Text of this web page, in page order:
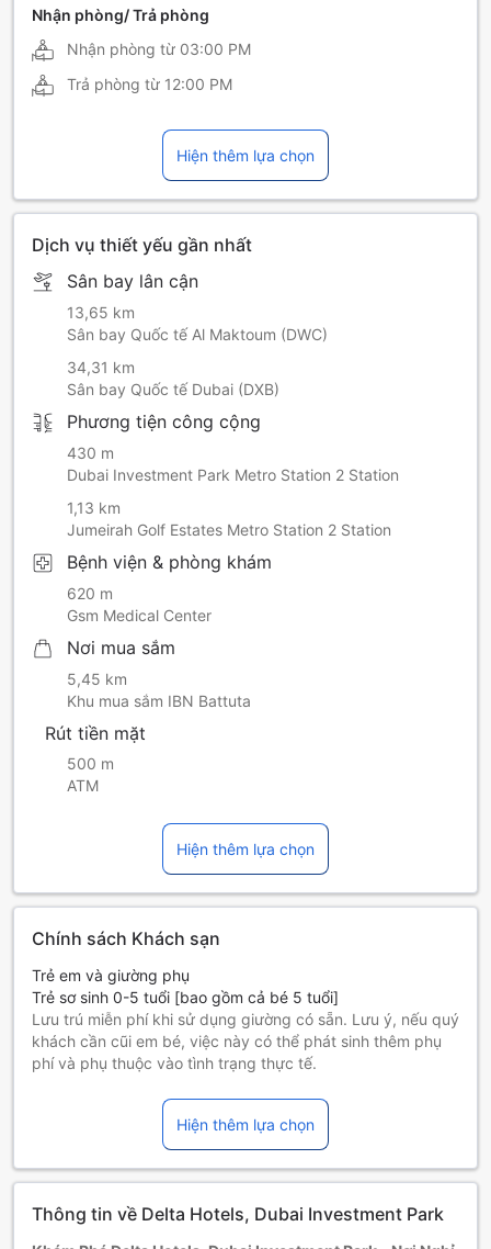
Nhận phòng/ Trả phòng
Nhận phòng từ 03:00 PM
Trả phòng từ 12:00 PM
Hiện thêm lựa chọn
Dịch vụ thiết yếu gần nhất
Sân bay lân cận
13,65 km
Sân bay Quốc tế Al Maktoum (DWC)
34,31 km
Sân bay Quốc tế Dubai (DXB)
Phương tiện công cộng
430 m
Dubai Investment Park Metro Station 2 Station
1,13 km
Jumeirah Golf Estates Metro Station 2 Station
Bệnh viện & phòng khám
620 m
Gsm Medical Center
Nơi mua sắm
5,45 km
Khu mua sắm IBN Battuta
Rút tiền mặt
500 m
ATM
Hiện thêm lựa chọn
Chính sách Khách sạn
Trẻ em và giường phụ
Trẻ sơ sinh 0-5 tuổi [bao gồm cả bé 5 tuổi]
Lưu trú miễn phí khi sử dụng giường có sẵn. Lưu ý, nếu quý
khách cần cũi em bé, việc này có thể phát sinh thêm phụ
phí và phụ thuộc vào tình trạng thực tế.
Ở miễn phí nếu sử dụng giường có sẵn.
Những khách từ 12 tuổi trở lên tính là người lớn
Giường phụ tùy thuộc vào loại phòng bạn chọn, xin vui lòng
kiểm tra thông tin phòng để biết thêm chi tiết.
thể được áp dụng.
Hiện thêm lựa chọn
Thông tin về Delta Hotels, Dubai Investment Park